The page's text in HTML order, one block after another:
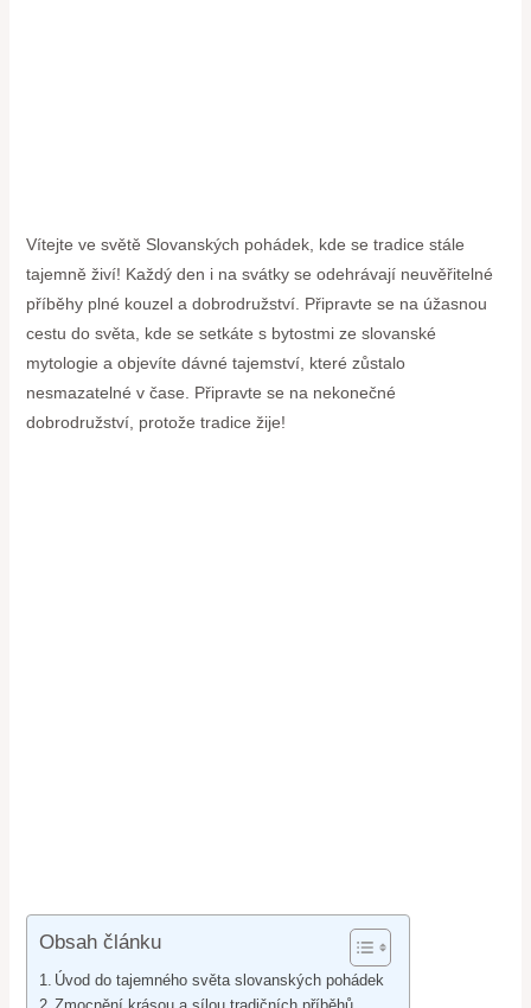
Vítejte‍ ve světě Slovanských⁢ pohádek, kde se ⁢tradice stále
tajemně ​živí! Každý den i na svátky ⁤se‍ odehrávají neuvěřitelné
příběhy plné‍ kouzel a dobrodružství. Připravte se⁤ na úžasnou
cestu⁣ do světa, kde se ⁤setkáte s bytostmi ze slovanské
mytologie a objevíte dávné ⁤tajemství, ​které‍ zůstalo
nesmazatelné v čase. Připravte se na nekonečné
dobrodružství, protože tradice ⁣žije!
Obsah článku
Úvod do tajemného světa slovanských pohádek